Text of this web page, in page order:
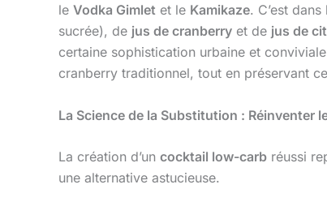
le Vodka Gimlet et le Kamikaze. C’est
sucrée), de jus de cranberry et de jus de
certaine sophistication urbaine et
cranberry traditionnel, tout en préservant
La Science de la Substitution : Réinventer
La création d’un cocktail low-carb réussi
une alternative astucieuse.